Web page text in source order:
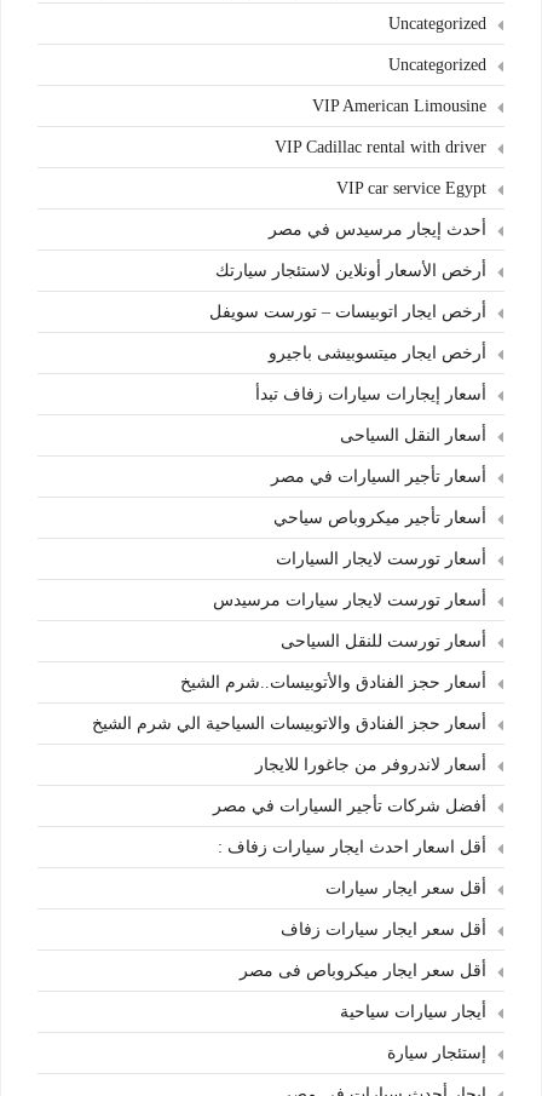
Uncategorized
Uncategorized
VIP American Limousine
VIP Cadillac rental with driver
VIP car service Egypt
أحدث إيجار مرسيدس في مصر
أرخص الأسعار أونلاين لاستئجار سيارتك
أرخص ايجار اتوبيسات – تورست سويفل
أرخص ايجار ميتسوبيشى باجيرو
أسعار إيجارات سيارات زفاف تبدأ
أسعار النقل السياحى
أسعار تأجير السيارات في مصر
أسعار تأجير ميكروباص سياحي
أسعار تورست لايجار السيارات
أسعار تورست لايجار سيارات مرسيدس
أسعار تورست للنقل السياحى
أسعار حجز الفنادق والأتوبيسات..شرم الشيخ
أسعار حجز الفنادق والاتوبيسات السياحية الي شرم الشيخ
أسعار لاندروفر من جاغورا للايجار
أفضل شركات تأجير السيارات في مصر
أقل اسعار احدث ايجار سيارات زفاف :
أقل سعر ايجار سيارات
أقل سعر ايجار سيارات زفاف
أقل سعر ايجار ميكروباص فى مصر
أيجار سيارات سياحية
إستئجار سيارة